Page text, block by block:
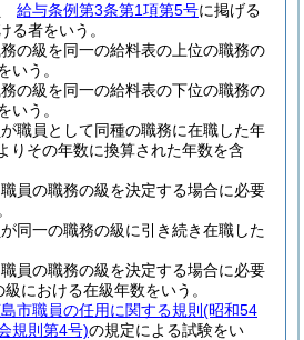
給与条例第3条第1項第5号に掲げる
る者をいう。
の級を同一の給料表の上位の職務の
いう。
の級を同一の給料表の下位の職務の
いう。
職員として同種の職務に在職した年
りその年数に換算された年数を含
員の職務の級を決定する場合に必要
同一の職務の級に引き続き在職した
員の職務の級を決定する場合に必要
における在級年数をいう。
市職員の任用に関する規則 (昭和54
規則第4号)の規定による試験をい